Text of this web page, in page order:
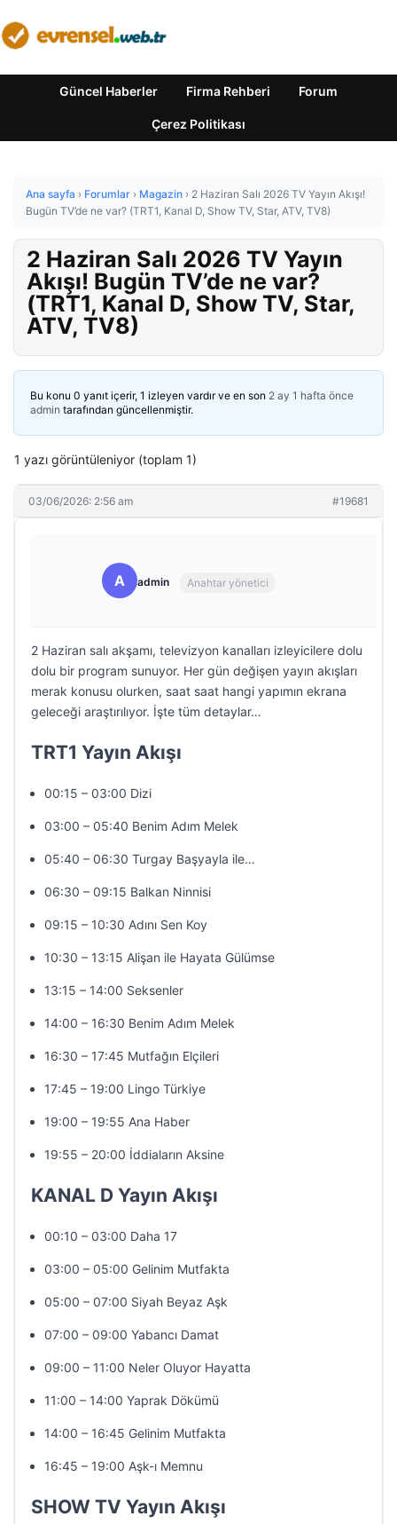
Güncel Haberler Firma Rehberi Forum
Çerez Politikası
Ana sayfa › Forumlar › Magazin › 2 Haziran Salı 2026 TV Yayın Akışı!
Bugün TV’de ne var? (TRT1, Kanal D, Show TV, Star, ATV, TV8)
2 Haziran Salı 2026 TV Yayın
Akışı! Bugün TV’de ne var?
(TRT1, Kanal D, Show TV, Star,
ATV, TV8)
Bu konu 0 yanıt içerir, 1 izleyen vardır ve en son 2 ay 1 hafta önce
admin tarafından güncellenmiştir.
1 yazı görüntüleniyor (toplam 1)
03/06/2026: 2:56 am #19681
A admin Anahtar yönetici
2 Haziran salı akşamı, televizyon kanalları izleyicilere dolu
dolu bir program sunuyor. Her gün değişen yayın akışları
merak konusu olurken, saat saat hangi yapımın ekrana
geleceği araştırılıyor. İşte tüm detaylar…
TRT1 Yayın Akışı
00:15 – 03:00 Dizi
03:00 – 05:40 Benim Adım Melek
05:40 – 06:30 Turgay Başyayla ile…
06:30 – 09:15 Balkan Ninnisi
09:15 – 10:30 Adını Sen Koy
10:30 – 13:15 Alişan ile Hayata Gülümse
13:15 – 14:00 Seksenler
14:00 – 16:30 Benim Adım Melek
16:30 – 17:45 Mutfağın Elçileri
17:45 – 19:00 Lingo Türkiye
19:00 – 19:55 Ana Haber
19:55 – 20:00 İddiaların Aksine
KANAL D Yayın Akışı
00:10 – 03:00 Daha 17
03:00 – 05:00 Gelinim Mutfakta
05:00 – 07:00 Siyah Beyaz Aşk
07:00 – 09:00 Yabancı Damat
09:00 – 11:00 Neler Oluyor Hayatta
11:00 – 14:00 Yaprak Dökümü
14:00 – 16:45 Gelinim Mutfakta
16:45 – 19:00 Aşk-ı Memnu
SHOW TV Yayın Akışı